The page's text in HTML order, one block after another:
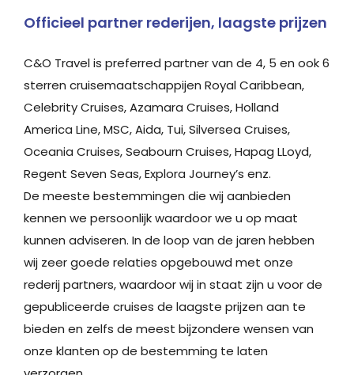
Officieel partner rederijen, laagste prijzen
C&O Travel is preferred partner van de 4, 5 en ook 6
sterren cruisemaatschappijen Royal Caribbean,
Celebrity Cruises, Azamara Cruises, Holland
America Line, MSC, Aida, Tui, Silversea Cruises,
Oceania Cruises, Seabourn Cruises, Hapag LLoyd,
Regent Seven Seas, Explora Journey’s enz.
De meeste bestemmingen die wij aanbieden
kennen we persoonlijk waardoor we u op maat
kunnen adviseren. In de loop van de jaren hebben
wij zeer goede relaties opgebouwd met onze
rederij partners, waardoor wij in staat zijn u voor de
gepubliceerde cruises de laagste prijzen aan te
bieden en zelfs de meest bijzondere wensen van
onze klanten op de bestemming te laten